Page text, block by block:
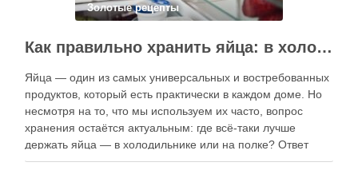
Золотые рецепты
Как правильно хранить яйца: в холодильнике или на полке?
Яйца — один из самых универсальных и востребованных
продуктов, который есть практически в каждом доме. Но
несмотря на то, что мы используем их часто, вопрос
хранения остаётся актуальным: где всё-таки лучше
держать яйца — в холодильнике или на полке? Ответ
зависит от нескольких факторов, включая температуру